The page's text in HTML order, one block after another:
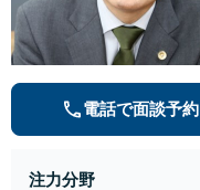
電話で面談予約
注力分野